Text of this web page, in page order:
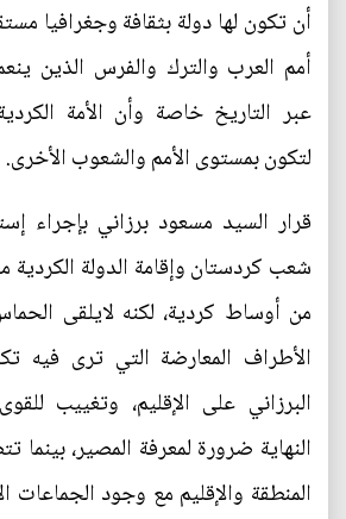
أن تكون لها دولة بثقافة وجغرافيا
أمم العرب والترك والفرس الذين
عبر التاريخ خاصة وأن الأمة
لتكون بمستوى الأمم والشعوب الأخرى.
قرار السيد مسعود برزاني بإجراء
شعب كردستان وإقامة الدولة
من أوساط كردية، لكنه لايلقى
الأطراف المعارضة التي ترى فيه
البرزاني على الإقليم، وتغييب
النهاية ضرورة لمعرفة المصير، بينما
المنطقة والإقليم مع وجود الجماعات